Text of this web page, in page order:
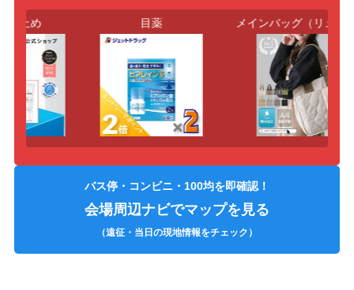
止め 目薬 メインバッグ（リュック
バス停・コンビニ・100均を即確認！
会場周辺ナビでマップを見る
（遠征・当日の現地情報をチェック）